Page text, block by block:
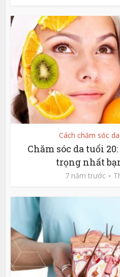
Cách chăm sóc da
Chăm sóc da tuổi
trọng nhất
7 năm trước